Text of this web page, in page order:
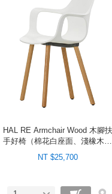
HAL RE Armchair Wood 木腳扶
手好椅（棉花白座面、淺橡木椅
腳）
NT $25,700